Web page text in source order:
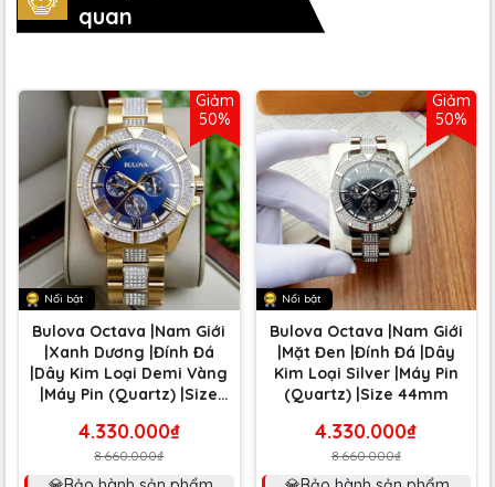
quan
Giảm
50%
Nổi bật
Bulova Octava |Nam Giới
|Xanh Dương |Đính Đá
|Dây Kim Loại Demi Vàng
|Máy Pin (Quartz) |Size
4.330.000₫
8.660.000₫
Giảm
50%
Nổi bật
Bulova Octava |Nam Giới
|Mặt Đen |Đính Đá |Dây
Kim Loại Silver |Máy Pin
(Quartz) |Size 44mm
4.330.000₫
8.660.000₫